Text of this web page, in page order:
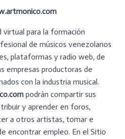
virtual para la formación
de músicos venezolanos
plataformas y radio web, de
empresas productoras de
con la industria musical.
podrán compartir sus
y aprender en foros,
a otros artistas, tomar e
encontrar empleo. En el Sitio